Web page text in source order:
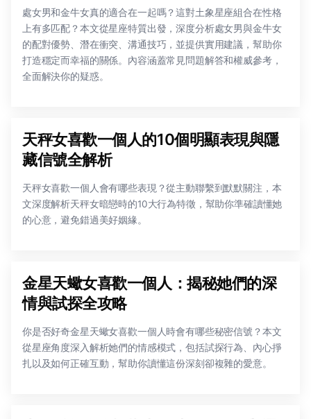
處女男和金牛女真的適合在一起嗎？這對土象星座組合在性格
上有多匹配？本文從星座特質出發，深度分析處女男與金牛女
的配對優勢、潛在衝突、溝通技巧，並提供實用建議，幫助你
打造穩定而幸福的關係。內容涵蓋常見問題解答和權威參考，
全面解決你的疑惑。
天秤女喜歡一個人的10個明顯表現與隱
藏信號全解析
天秤女喜歡一個人會有哪些表現？從主動聯繫到默默關注，本
文深度解析天秤女暗戀時的10大行為特徵，幫助你準確讀懂她
的心意，避免錯過美好姻緣。
金星天蠍女喜歡一個人：揭秘她們的深
情與試探全攻略
你是否好奇金星天蠍女喜歡一個人時會有哪些秘密信號？本文
從星座角度深入解析她們的情感模式，包括試探行為、內心掙
扎以及如何正確互動，幫助你讀懂這份深刻卻複雜的愛意。